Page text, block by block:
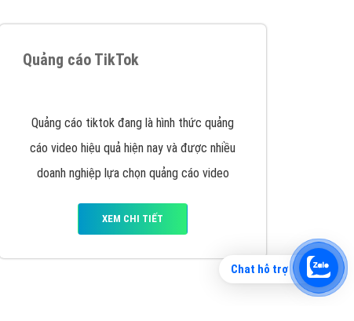
Chat hỗ trợ
Tìm công ty thiết kế website uy tín, chuyên
nghiệp tại Hà Nội là rất khó cho khách hàng.
VietAds xin giới thiệu công ty thiết kế Viet
XEM CHI TIẾT